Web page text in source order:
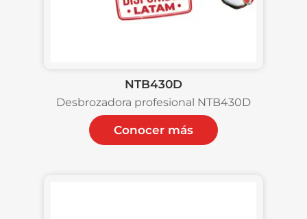
NTB430D
Desbrozadora profesional NTB430D
Conocer más